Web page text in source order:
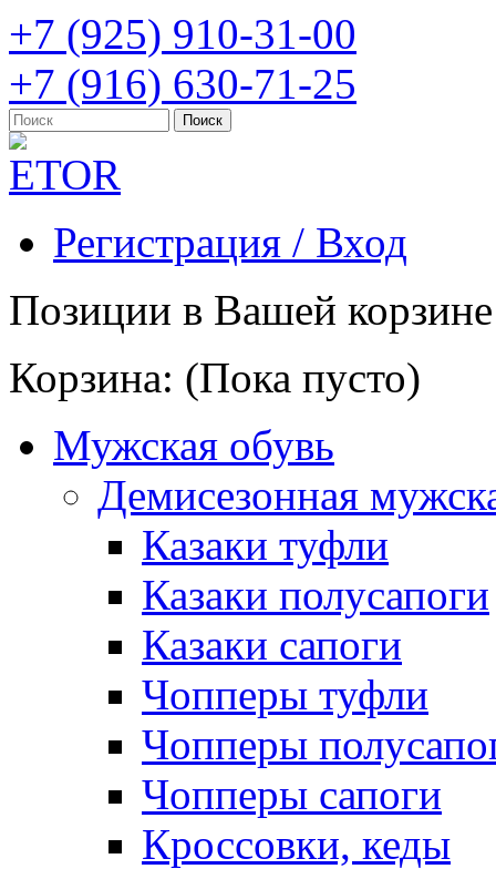
+7 (925) 910-31-00
+7 (916) 630-71-25
Регистрация / Вход
Позиции в Вашей
Корзина: (Пока пусто)
Мужская обувь
Демисезонная
Казаки туфли
Казаки полусапоги
Казаки сапоги
Чопперы туфли
Чопперы
Чопперы сапоги
Кроссовки, кеды